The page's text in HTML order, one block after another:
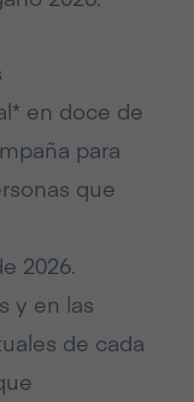
en doce de
para
que
2026.
y en las
de cada